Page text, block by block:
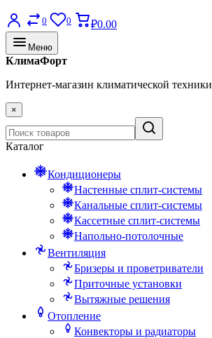
0 0 ₽0.00
Меню
КлимаФорт
Интернет-магазин климатической техники
×
Каталог
Кондиционеры
Настенные сплит-системы
Канальные сплит-системы
Кассетные сплит-системы
Напольно-потолочные
Вентиляция
Бризеры и проветриватели
Приточные установки
Вытяжные решения
Отопление
Конвекторы и радиаторы